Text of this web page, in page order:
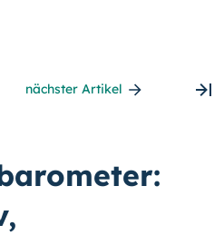
nächster Artikel